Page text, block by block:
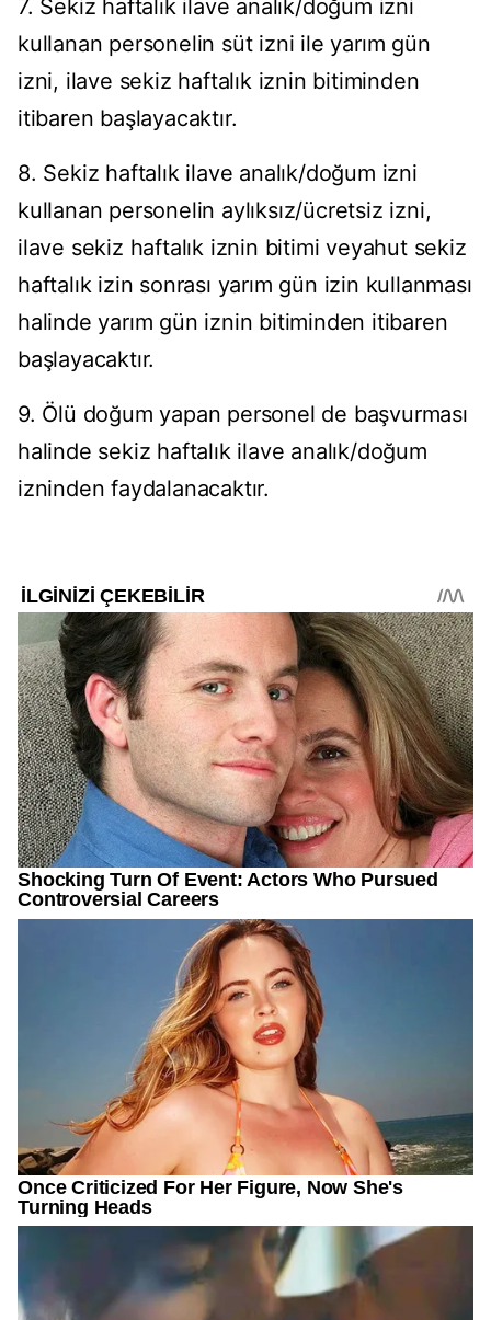
7. Sekiz haftalık ilave analık/doğum izni
kullanan personelin süt izni ile yarım gün
izni, ilave sekiz haftalık iznin bitiminden
itibaren başlayacaktır.
8. Sekiz haftalık ilave analık/doğum izni
kullanan personelin aylıksız/ücretsiz izni,
ilave sekiz haftalık iznin bitimi veyahut sekiz
haftalık izin sonrası yarım gün izin kullanması
halinde yarım gün iznin bitiminden itibaren
başlayacaktır.
9. Ölü doğum yapan personel de başvurması
halinde sekiz haftalık ilave analık/doğum
izninden faydalanacaktır.